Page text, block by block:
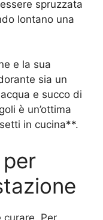
spruzzata
lontano una
e la sua
sia un
e succo di
è un’ottima
in cucina**.
curare. Per